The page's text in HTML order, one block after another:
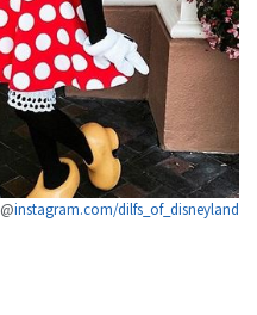
@instagram.com/dilfs_of_disneyland